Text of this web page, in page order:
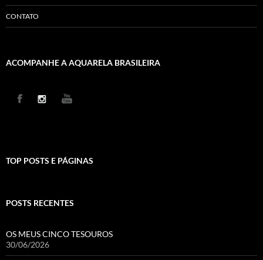
CONTATO
ACOMPANHE A AQUARELA BRASILEIRA
TOP POSTS E PÁGINAS
POSTS RECENTES
OS MEUS CINCO TESOUROS
30/06/2026